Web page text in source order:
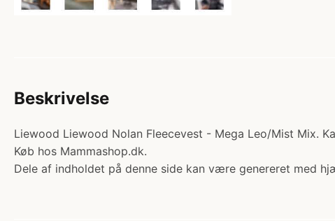
Beskrivelse
Liewood Liewood Nolan Fleecevest - Mega Leo/Mist Mix.
Køb hos Mammashop.dk.
Dele af indholdet på denne side kan være genereret med